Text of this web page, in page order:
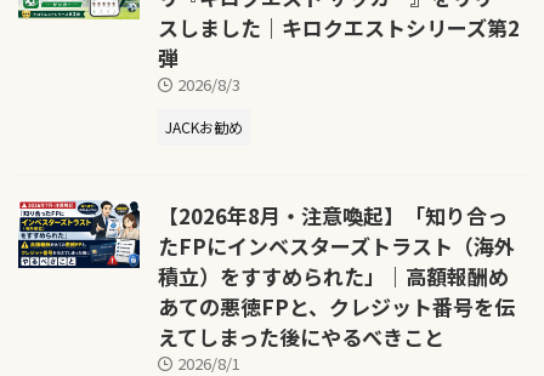
スしました｜キロクエストシリーズ第2
弾
2026/8/3
JACKお勧め
【2026年8月・注意喚起】「知り合っ
たFPにインベスターズトラスト（海外
積立）をすすめられた」｜高額報酬め
あての悪徳FPと、クレジット番号を伝
えてしまった後にやるべきこと
2026/8/1